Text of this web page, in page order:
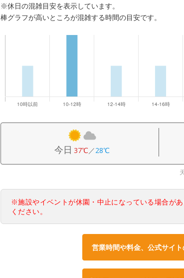
※休日の混雑目安を表示しています。
棒グラフが高いところが混雑する時間の目安です。
今日 37℃／28℃
※施設やイベントが休園・中止になっている場合が
ください。
営業時間や料金、公式サイ